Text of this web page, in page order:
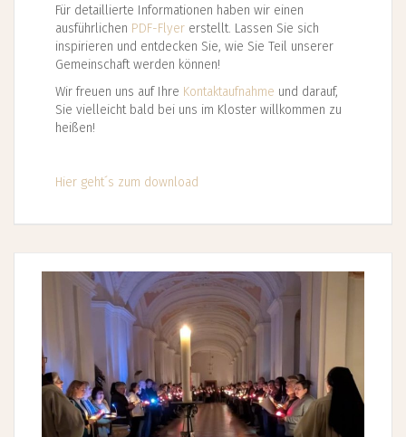
Für detaillierte Informationen haben wir einen
ausführlichen PDF-Flyer erstellt. Lassen Sie sich
inspirieren und entdecken Sie, wie Sie Teil unserer
Gemeinschaft werden können!
Wir freuen uns auf Ihre Kontaktaufnahme und darauf,
Sie vielleicht bald bei uns im Kloster willkommen zu
heißen!
Hier geht´s zum download